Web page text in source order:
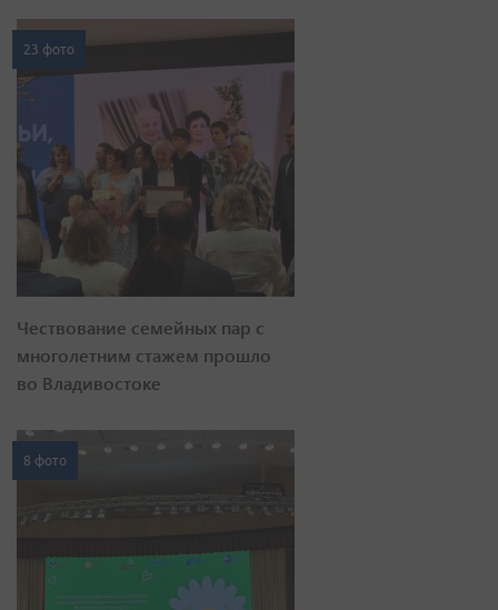
23 фото
Чествование семейных пар с
многолетним стажем прошло
во Владивостоке
8 фото